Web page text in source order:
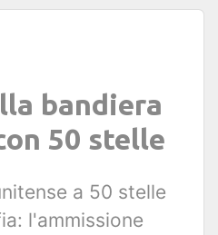
bandiera
50 stelle
a 50 stelle
l'ammissione